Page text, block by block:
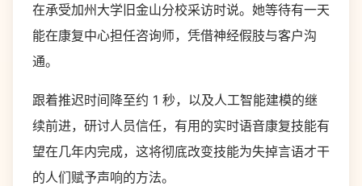
在承受加州大学旧金山分校采访时说。她等待有一天
能在康复中心担任咨询师，凭借神经假肢与客户沟
通。
跟着推迟时间降至约 1 秒，以及人工智能建模的继
续前进，研讨人员信任，有用的实时语音康复技能有
望在几年内完成，这将彻底改变技能为失掉言语才干
的人们赋予声响的方法。